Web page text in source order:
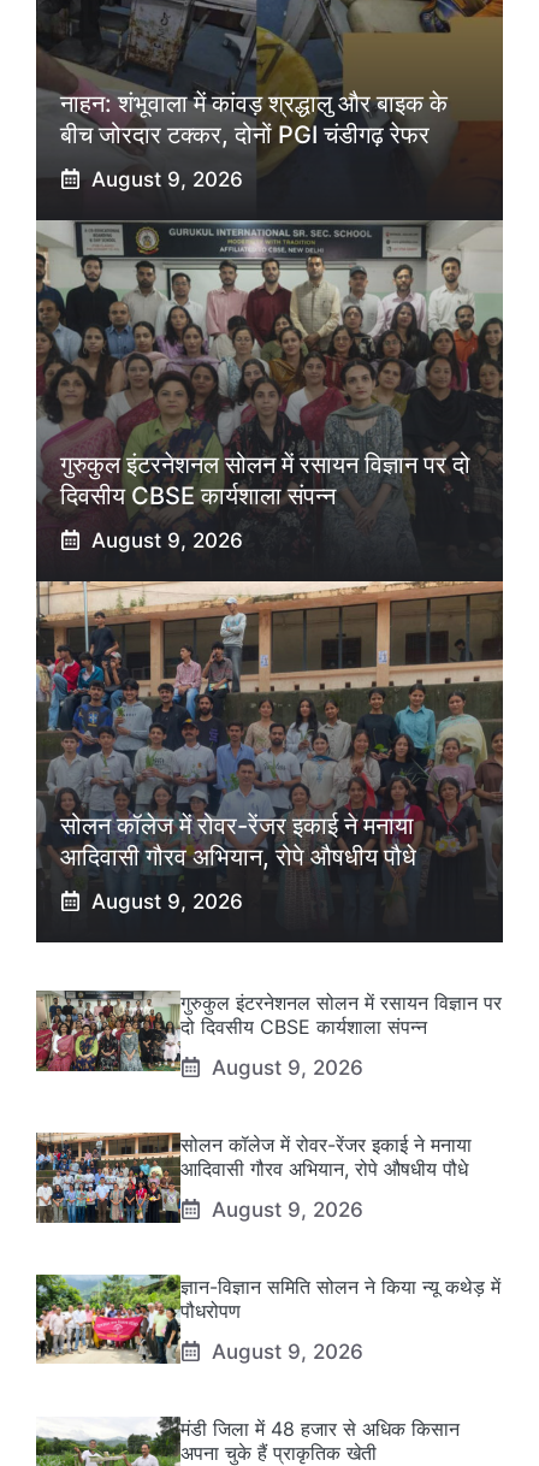
नाहन: शंभूवाला में कांवड़ श्रद्धालु और बाइक के
बीच जोरदार टक्कर, दोनों PGI चंडीगढ़ रेफर
August 9, 2026
गुरुकुल इंटरनेशनल सोलन में रसायन विज्ञान पर दो
दिवसीय CBSE कार्यशाला संपन्न
August 9, 2026
सोलन कॉलेज में रोवर-रेंजर इकाई ने मनाया
आदिवासी गौरव अभियान, रोपे औषधीय पौधे
August 9, 2026
गुरुकुल इंटरनेशनल सोलन में रसायन विज्ञान पर
दो दिवसीय CBSE कार्यशाला संपन्न
August 9, 2026
सोलन कॉलेज में रोवर-रेंजर इकाई ने मनाया
आदिवासी गौरव अभियान, रोपे औषधीय पौधे
August 9, 2026
ज्ञान-विज्ञान समिति सोलन ने किया न्यू कथेड़ में
पौधरोपण
August 9, 2026
मंडी जिला में 48 हजार से अधिक किसान
अपना चुके हैं प्राकृतिक खेती